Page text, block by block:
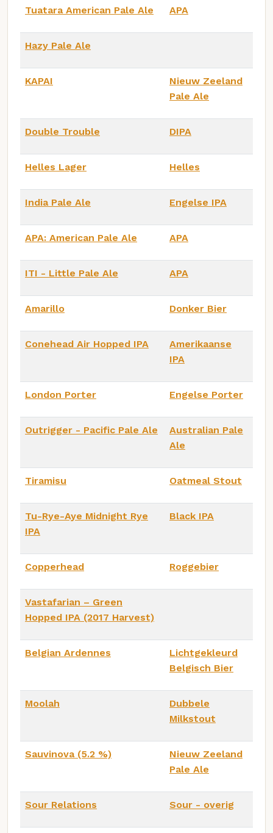
Tuatara American Pale Ale APA
Hazy Pale Ale
KAPAI
Nieuw Zeeland
Pale Ale
Double Trouble DIPA
Helles Lager Helles
India Pale Ale Engelse IPA
APA: American Pale Ale APA
ITI - Little Pale Ale APA
Amarillo Donker Bier
Conehead Air Hopped IPA
Amerikaanse
IPA
London Porter Engelse Porter
Outrigger - Pacific Pale Ale
Australian Pale
Ale
Tiramisu Oatmeal Stout
Tu-Rye-Aye Midnight Rye
IPA
Black IPA
Copperhead Roggebier
Vastafarian – Green
Hopped IPA (2017 Harvest)
Belgian Ardennes
Lichtgekleurd
Belgisch Bier
Moolah
Dubbele
Milkstout
Sauvinova (5.2 %)
Nieuw Zeeland
Pale Ale
Sour Relations Sour - overig